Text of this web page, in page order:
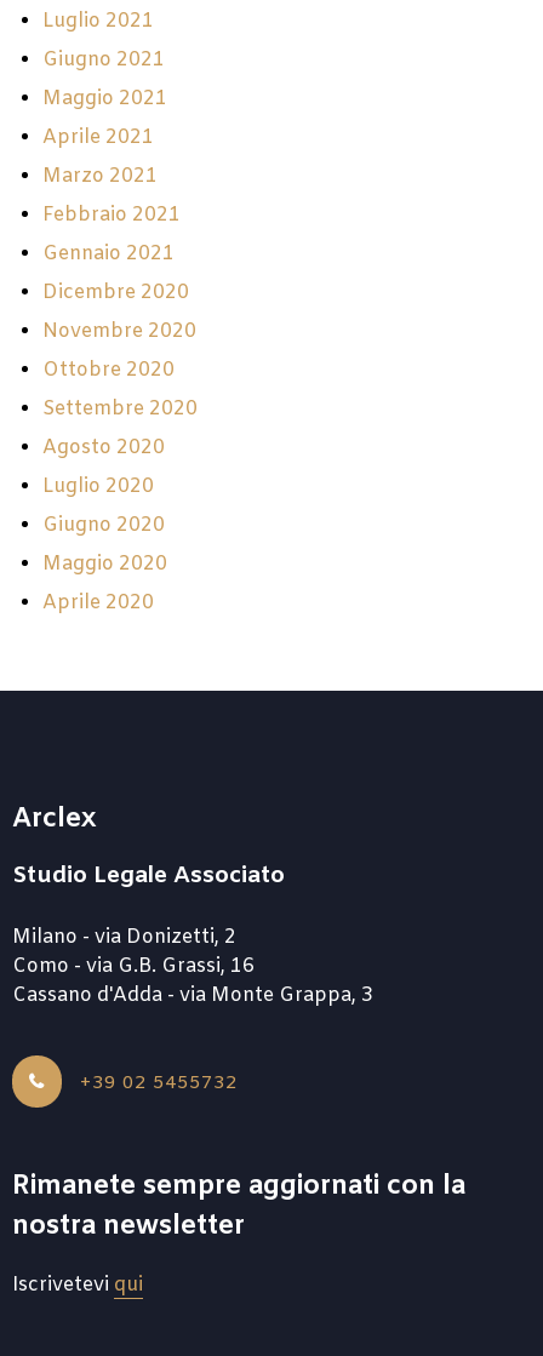
Luglio 2021
Giugno 2021
Maggio 2021
Aprile 2021
Marzo 2021
Febbraio 2021
Gennaio 2021
Dicembre 2020
Novembre 2020
Ottobre 2020
Settembre 2020
Agosto 2020
Luglio 2020
Giugno 2020
Maggio 2020
Aprile 2020
Arclex
Studio Legale Associato
Milano - via Donizetti, 2
Como - via G.B. Grassi, 16
Cassano d'Adda - via Monte Grappa, 3
+39 02 5455732
Rimanete sempre aggiornati con la
nostra newsletter
Iscrivetevi qui